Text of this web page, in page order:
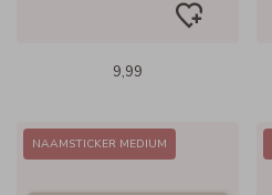
9,99
NAAMSTICKER MEDIUM